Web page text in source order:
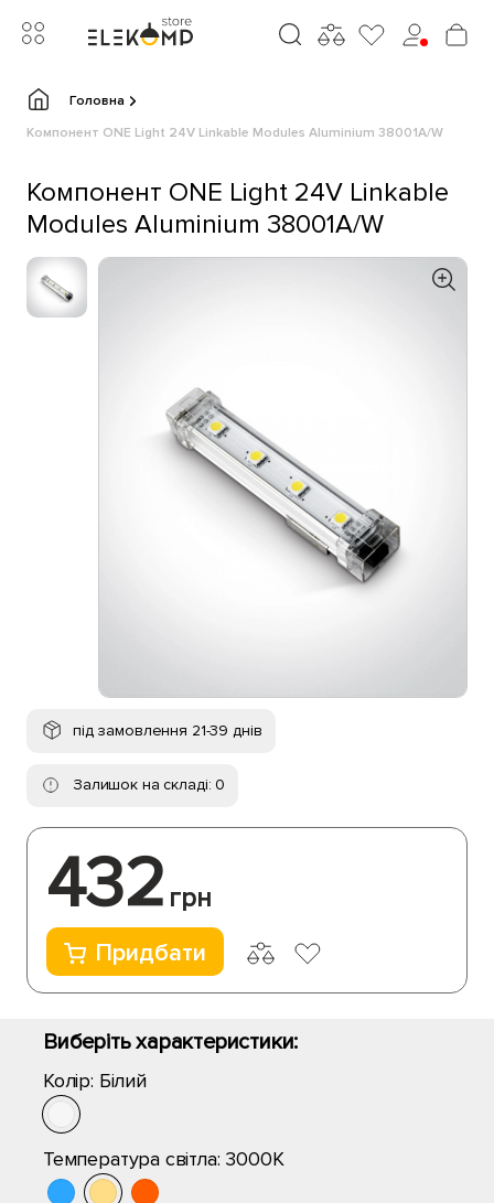
Головна
Компонент ONE Light 24V Linkable Modules Aluminium 38001A/W
Компонент ONE Light 24V Linkable
Modules Aluminium 38001A/W
під замовлення 21-39 днів
Залишок на складі: 0
432 грн
Придбати
Виберіть характеристики:
Колір: Білий
Температура світла: 3000K